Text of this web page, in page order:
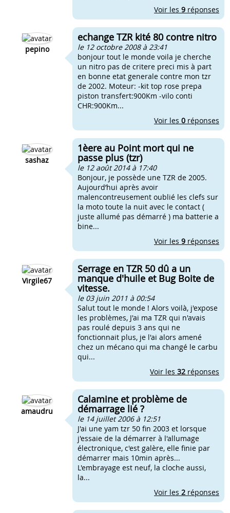
Voir les 9 réponses
pepino
echange TZR kité 80 contre nitro
le 12 octobre 2008 à 23:41
bonjour tout le monde voila je cherche
un nitro pas de critere preci mis à part
en bonne etat generale contre mon tzr
de 2002. Moteur: -kit top rose prepa
piston transfert:900Km -vilo conti
CHR:900Km...
Voir les 0 réponses
sashaz
1èere au Point mort qui ne
passe plus (tzr)
le 12 août 2014 à 17:40
Bonjour, je possède une TZR de 2005.
Aujourd’hui après avoir
malencontreusement oublié les clefs sur
la moto toute la nuit avec le contact (
juste allumé pas démarré ) ma batterie a
bine...
Voir les 9 réponses
Virgile67
Serrage en TZR 50 dû a un
manque d'huile et Bug Boite de
vitesse.
le 03 juin 2011 à 00:54
Salut tout le monde ! Alors voilà, j'expose
les problèmes, J'ai ma TZR qui n'avais
pas roulé depuis 3 ans qui ne
fonctionnait plus, je l'ai alors amené
chez un mécano qui ma changé le carbu
qui...
Voir les 32 réponses
amaudru
Calamine et problème de
démarrage lié ?
le 14 juillet 2006 à 12:51
J'ai une yam tzr 50 fin 2003 et lorsque
j'essaie de la démarrer à l'allumage
électronique, c'est galère, elle finie par
démarrer mais 10min après...
L'embrayage est neuf, la cloche aussi,
la...
Voir les 2 réponses